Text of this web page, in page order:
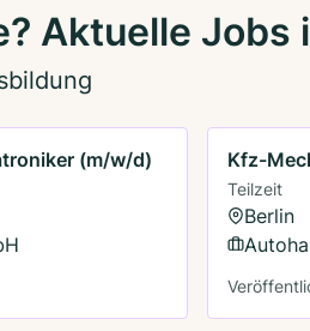
Aktuelle Jobs
(m/w/d) Kfz-
Teilzeit
Berlin